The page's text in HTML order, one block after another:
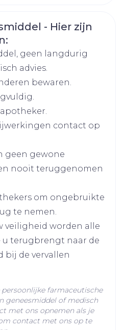
ingrediënten
(15°C -
- Hier zijn
geen langdurig
advies.
bewaren.
contact op
geen gewone
nooit teruggenomen
om ongebruikte
te nemen.
veiligheid worden alle
u terugbrengt naar de
bij de vervallen
farmaceutische
geneesmiddel of medisch
met ons opnemen als je
contact met ons op te